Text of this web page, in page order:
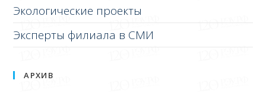
Экологические проекты
Эксперты филиала в СМИ
АРХИВ